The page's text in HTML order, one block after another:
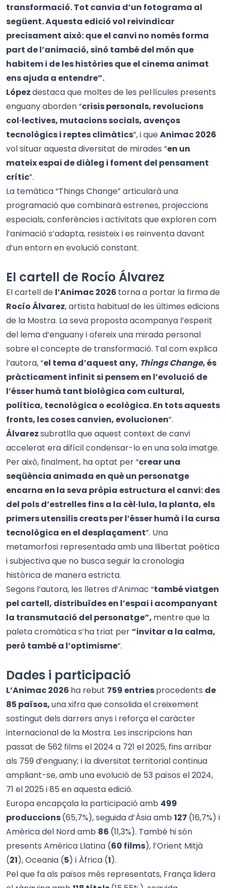
transformació. Tot canvia d’un fotograma al
següent. Aquesta edició vol reivindicar
precisament això: que el canvi no només forma
part de l’animació, sinó també del món que
habitem i de les històries que el cinema animat
ens ajuda a entendre”.
Lópezdestaca que moltes de les pel·lícules presents
enguany aborden “crisis personals, revolucions
col·lectives, mutacions socials, avenços
tecnològics i reptes climàtics”, i queAnimac 2026
vol situar aquesta diversitat de mirades “en un
mateix espai de diàleg i foment del pensament
crític”.
La temàtica “Things Change” articularà una
programació que combinarà estrenes, projeccions
especials, conferències i activitats que exploren com
l’animació s’adapta, resisteix i es reinventa davant
d’un entorn en evolució constant.
El cartell de Rocío Álvarez
El cartell de l’Animac 2026 torna a portar la firma de
Rocío Álvarez, artista habitual de les últimes edicions
de la Mostra. La seva proposta acompanya l’esperit
del lema d’enguany i ofereix una mirada personal
sobre el concepte de transformació. Tal com explica
l’autora, “el tema d’aquest any, Things Change, és
pràcticament infinit si pensem en l’evolució de
l’ésser humà tant biològica com cultural,
política, tecnològica o ecològica. En tots aquests
fronts, les coses canvien, evolucionen”.
Álvarezsubratlla que aquest context de canvi
accelerat era difícil condensar-lo en una sola imatge.
Per això, finalment, ha optat per “crear una
seqüència animada en quèun personatge
encarna en la seva pròpia estructura el canvi: des
del pols d’estrelles fins a la cèl·lula, la planta, els
primers utensilis creats per l’ésser humà i la cursa
tecnològica en el desplaçament”. Una
metamorfosi representada amb una llibertat poètica
i subjectiva que no busca seguir la cronologia
històrica de manera estricta.
Segons l’autora, les lletres d’Animac “també viatgen
pel cartell, distribuïdes en l’espai i acompanyant
la transmutació del personatge”, mentre que la
paleta cromàtica s’ha triat per“invitar a la calma,
però també a l’optimisme”.
Dades i participació
L’Animac 2026 ha rebut 759 entriesprocedents de
85 països,una xifra que consolida el creixement
sostingut dels darrers anys i reforça el caràcter
internacional de la Mostra. Les inscripcions han
passat de 562 films el 2024 a 721 el 2025, fins arribar
als 759 d’enguany; i la diversitat territorial continua
ampliant-se, amb una evolució de 53 països el 2024,
71 el 2025 i 85 en aquesta edició.
Europa encapçala la participació amb 499
produccions(65,7%), seguida d’Àsia amb 127 (16,7%) i
Amèrica del Nord amb 86 (11,3%). També hi són
presents Amèrica Llatina (60 films), l’Orient Mitjà
(21), Oceania (5) i Àfrica (1).
Pel que fa als països més representats, França lidera